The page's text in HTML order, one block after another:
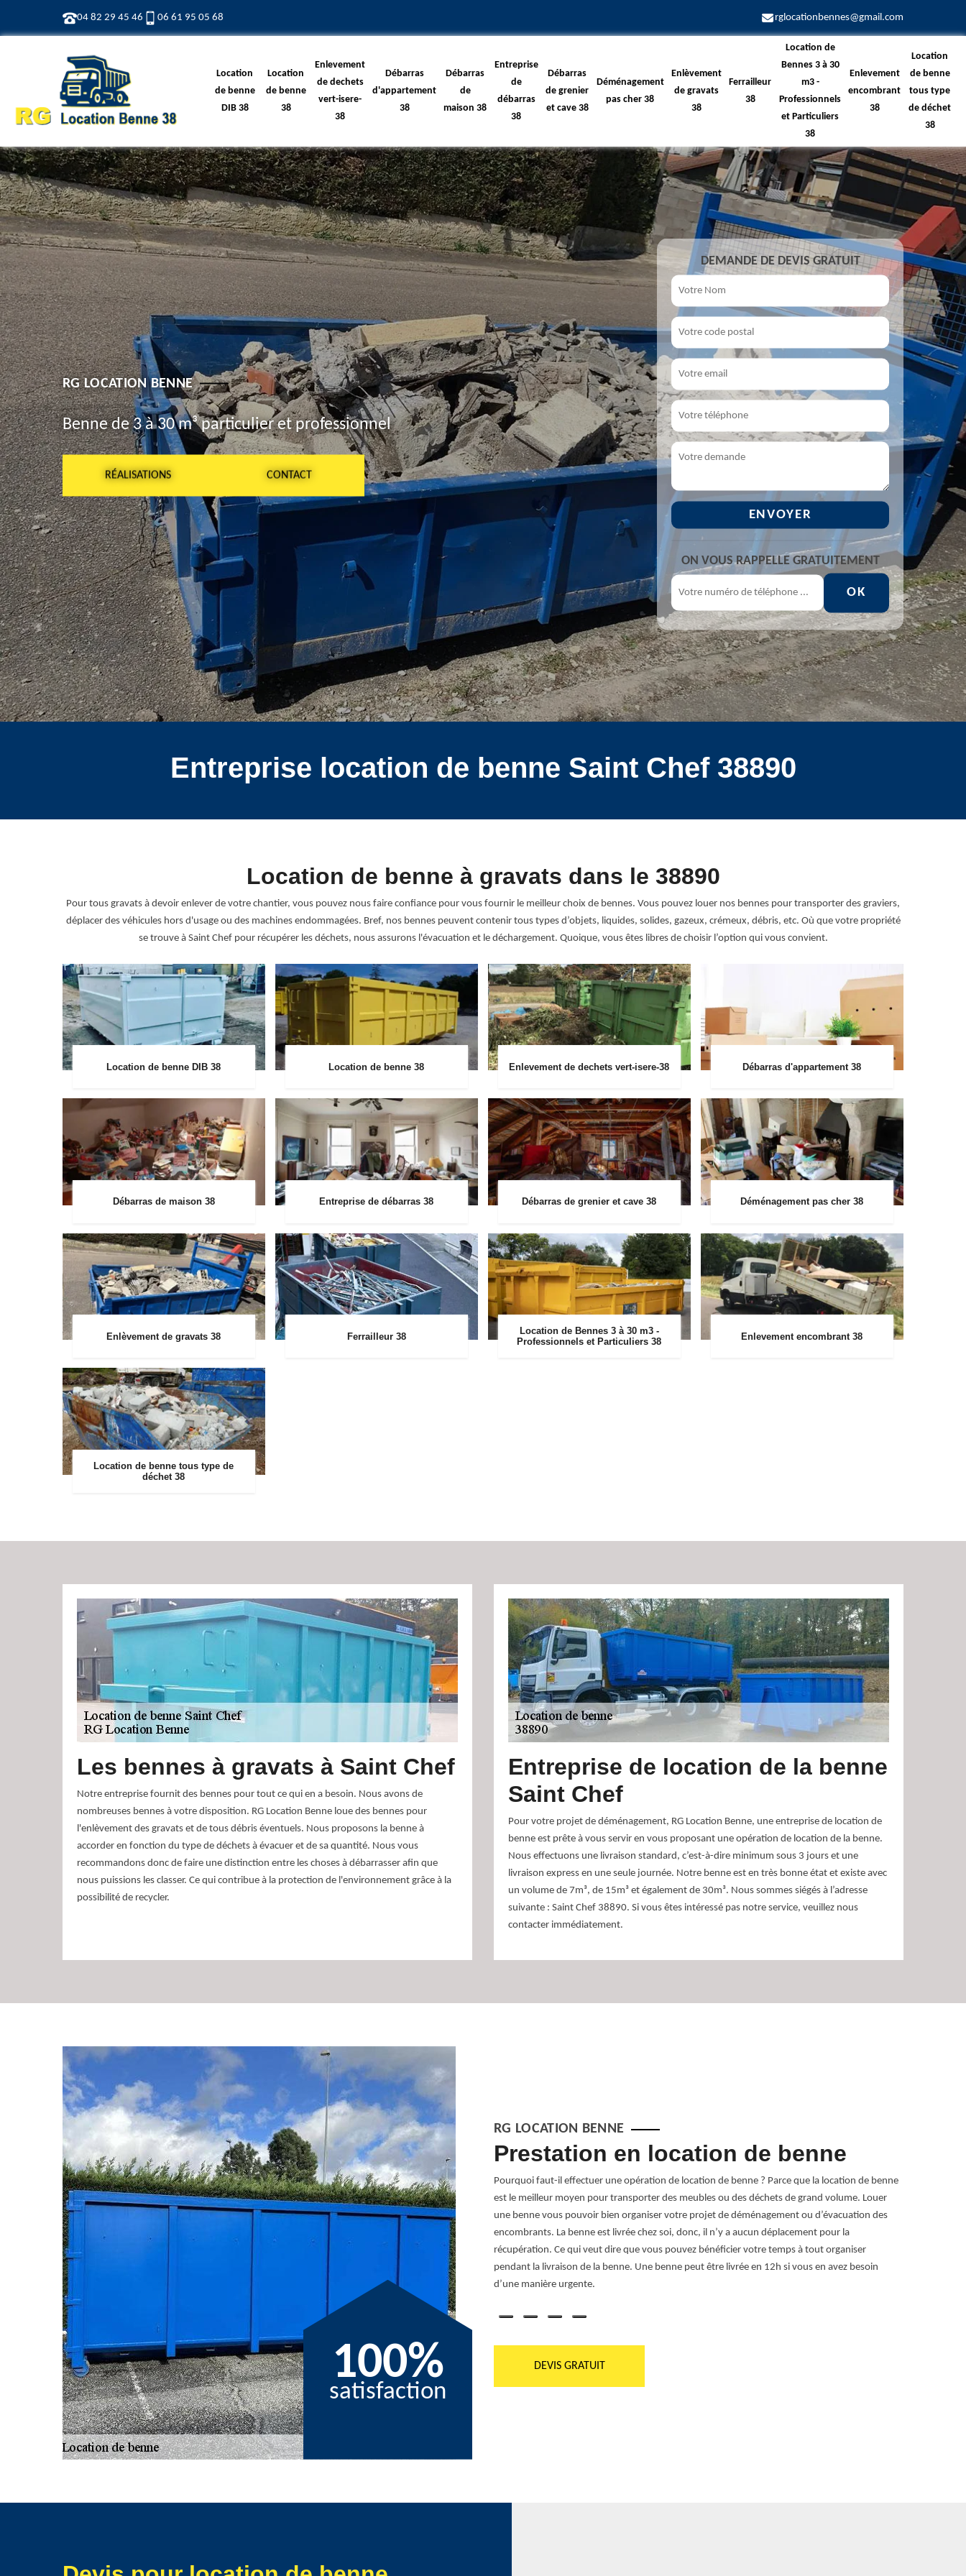
04 82 29 45 46 06 61 95 05 68 rglocationbennes@gmail.com
Location
de benne
DIB 38
Location
de benne
38
Enlevement
de dechets
vert-isere-
38
Débarras
d'appartement
38
Débarras
de
maison 38
Entreprise
de
débarras
38
Débarras
de grenier
et cave 38
Déménagement
pas cher 38
Enlèvement
de gravats
38
Ferrailleur
38
Location de
Bennes 3 à 30
m3 -
Professionnels
et Particuliers
38
Enlevement
encombrant
38
Location
de benne
tous type
de déchet
38
RG LOCATION BENNE
Benne de 3 à 30 m³ particulier et professionnel
RÉALISATIONS CONTACT
DEMANDE DE DEVIS GRATUIT
ON VOUS RAPPELLE GRATUITEMENT
Entreprise location de benne Saint Chef 38890
Location de benne à gravats dans le 38890
Pour tous gravats à devoir enlever de votre chantier, vous pouvez nous faire confiance pour vous fournir le meilleur choix de bennes. Vous pouvez louer nos bennes pour transporter des graviers,
déplacer des véhicules hors d'usage ou des machines endommagées. Bref, nos bennes peuvent contenir tous types d’objets, liquides, solides, gazeux, crémeux, débris, etc. Où que votre propriété
se trouve à Saint Chef pour récupérer les déchets, nous assurons l'évacuation et le déchargement. Quoique, vous êtes libres de choisir l’option qui vous convient.
Location de benne DIB 38 Location de benne 38 Enlevement de dechets vert-isere-38 Débarras d'appartement 38
Débarras de maison 38 Entreprise de débarras 38 Débarras de grenier et cave 38 Déménagement pas cher 38
Enlèvement de gravats 38 Ferrailleur 38
Location de Bennes 3 à 30 m3 -
Professionnels et Particuliers 38
Enlevement encombrant 38
Location de benne tous type de
déchet 38
Les bennes à gravats à Saint Chef
Notre entreprise fournit des bennes pour tout ce qui en a besoin. Nous avons de
nombreuses bennes à votre disposition. RG Location Benne loue des bennes pour
l'enlèvement des gravats et de tous débris éventuels. Nous proposons la benne à
accorder en fonction du type de déchets à évacuer et de sa quantité. Nous vous
recommandons donc de faire une distinction entre les choses à débarrasser afin que
nous puissions les classer. Ce qui contribue à la protection de l'environnement grâce à la
possibilité de recycler.
Entreprise de location de la benne
Saint Chef
Pour votre projet de déménagement, RG Location Benne, une entreprise de location de
benne est prête à vous servir en vous proposant une opération de location de la benne.
Nous effectuons une livraison standard, c’est-à-dire minimum sous 3 jours et une
livraison express en une seule journée. Notre benne est en très bonne état et existe avec
un volume de 7m³, de 15m³ et également de 30m³. Nous sommes siégés à l’adresse
suivante : Saint Chef 38890. Si vous êtes intéressé pas notre service, veuillez nous
contacter immédiatement.
100%
satisfaction
RG LOCATION BENNE
Une location de bennes à Saint Chef
Avez-vous des déchets industriels à débarrasser ? Nous avons la benne qu’il vous faut. Certes,
d’autres moyens existent pour déplacer ces déchets, mais les mettre dans une benne est la plus
simple et rapide. Adaptés à tous volumes, nos bennes peuvent contenir 4 à 30 m3 de déchets.
Vous pouvez nous contacter afin que l’on puisse vous donner les détails sur la location de
bennes chez RG Location Benne. Vous pouvez aussi demander simplement un devis en ligne
afin d’estimer le prix d’une journée de location.
Prestation en location de benne
Pourquoi faut-il effectuer une opération de location de benne ? Parce que la location de benne
est le meilleur moyen pour transporter des meubles ou des déchets de grand volume. Louer
une benne vous pouvoir bien organiser votre projet de déménagement ou d’évacuation des
encombrants. La benne est livrée chez soi, donc, il n’y a aucun déplacement pour la
récupération. Ce qui veut dire que vous pouvez bénéficier votre temps à tout organiser
pendant la livraison de la benne. Une benne peut être livrée en 12h si vous en avez besoin
d’une manière urgente.
DEVIS GRATUIT